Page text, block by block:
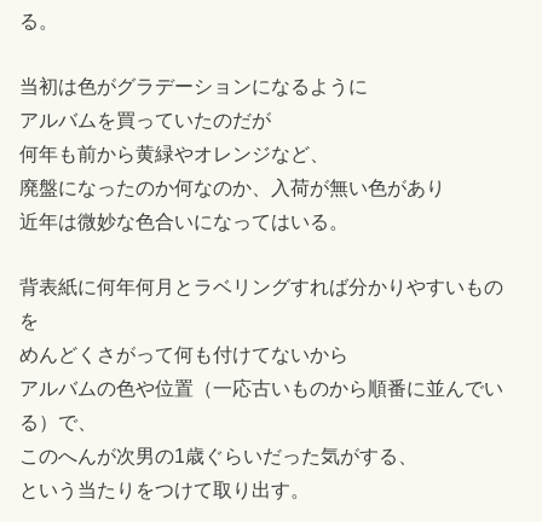
る。
当初は色がグラデーションになるように
アルバムを買っていたのだが
何年も前から黄緑やオレンジなど、
廃盤になったのか何なのか、入荷が無い色があり
近年は微妙な色合いになってはいる。
背表紙に何年何月とラベリングすれば分かりやすいもの
を
めんどくさがって何も付けてないから
アルバムの色や位置（一応古いものから順番に並んでい
る）で、
このへんが次男の1歳ぐらいだった気がする、
という当たりをつけて取り出す。